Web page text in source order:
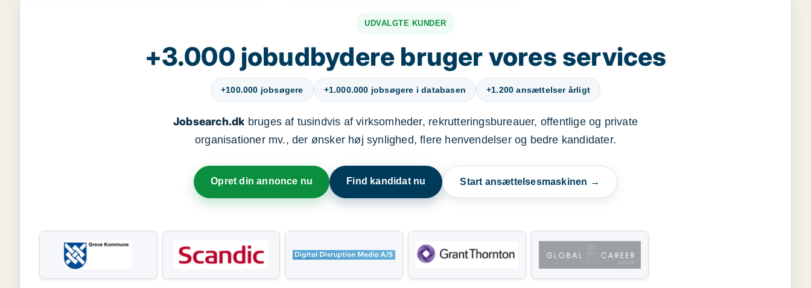
UDVALGTE KUNDER
+3.000 jobudbydere bruger vores services
+100.000 jobsøgere +1.000.000 jobsøgere i databasen +1.200 ansættelser årligt
Jobsearch.dkbruges af tusindvis af virksomheder, rekrutteringsbureauer, offentlige og private
organisationer mv., der ønsker høj synlighed, flere henvendelser og bedre kandidater.
Opret din annonce nu Find kandidat nu Start ansættelsesmaskinen →